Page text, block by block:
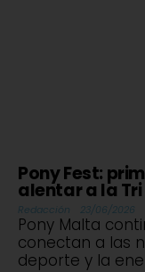
Pony Fest:
alentar a la Tri
Redacción 23/06/2026
Pony Malta
conectan a las
deporte y la